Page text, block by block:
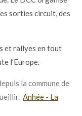
sorties circuit, des
et rallyes en tout
l’Europe.
la commune de
Anhée - La